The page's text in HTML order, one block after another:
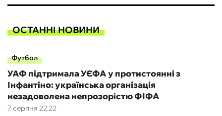
ОСТАННІ НОВИНИ
Футбол
7 серпня 22:22
УАФ підтримала УЄФА у протистоянні з
Інфантіно: українська організація
незадоволена непрозорістю ФІФА